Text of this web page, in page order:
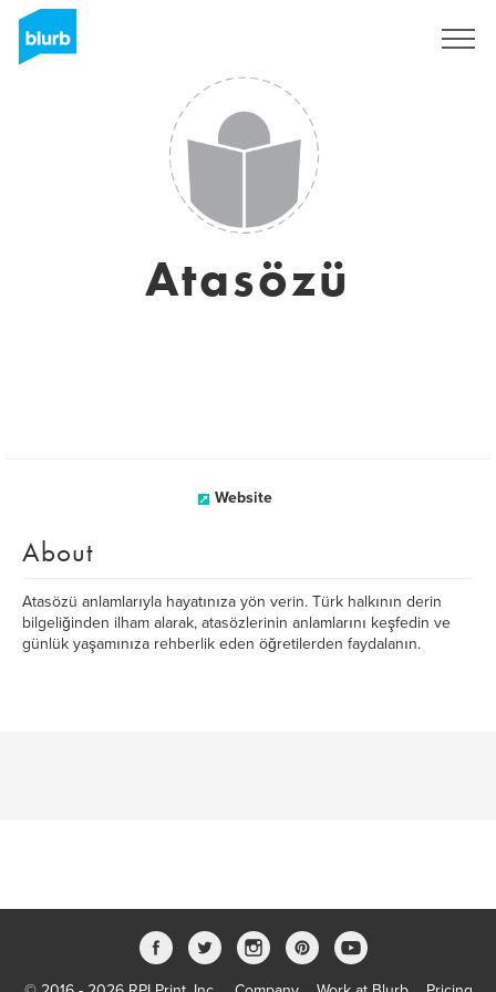
Atasözü
Website
About
Atasözü anlamlarıyla hayatınıza yön verin. Türk halkının derin
bilgeliğinden ilham alarak, atasözlerinin anlamlarını keşfedin ve
günlük yaşamınıza rehberlik eden öğretilerden faydalanın.